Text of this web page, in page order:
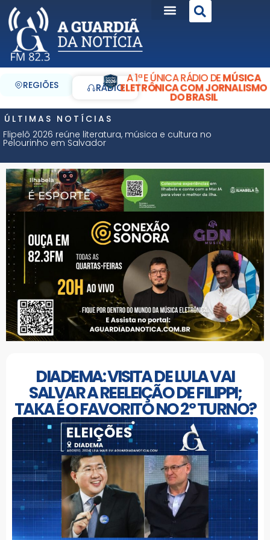
REGIÕES RÁDIO
A 1ª E ÚNICA RÁDIO DEMÚSICA
ELETRÔNICA COM JORNALISMO
DO BRASIL
ÚLTIMAS NOTÍCIAS
Flipelô 2026 reúne literatura, música e cultura no
Pelourinho em Salvador
DIADEMA: VISITA DE LULA VAI
SALVAR A REELEIÇÃO DE FILIPPI;
TAKA É O FAVORITO NO 2º TURNO?